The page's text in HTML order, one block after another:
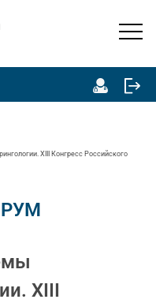
XIII Конгресс Российского
XIII